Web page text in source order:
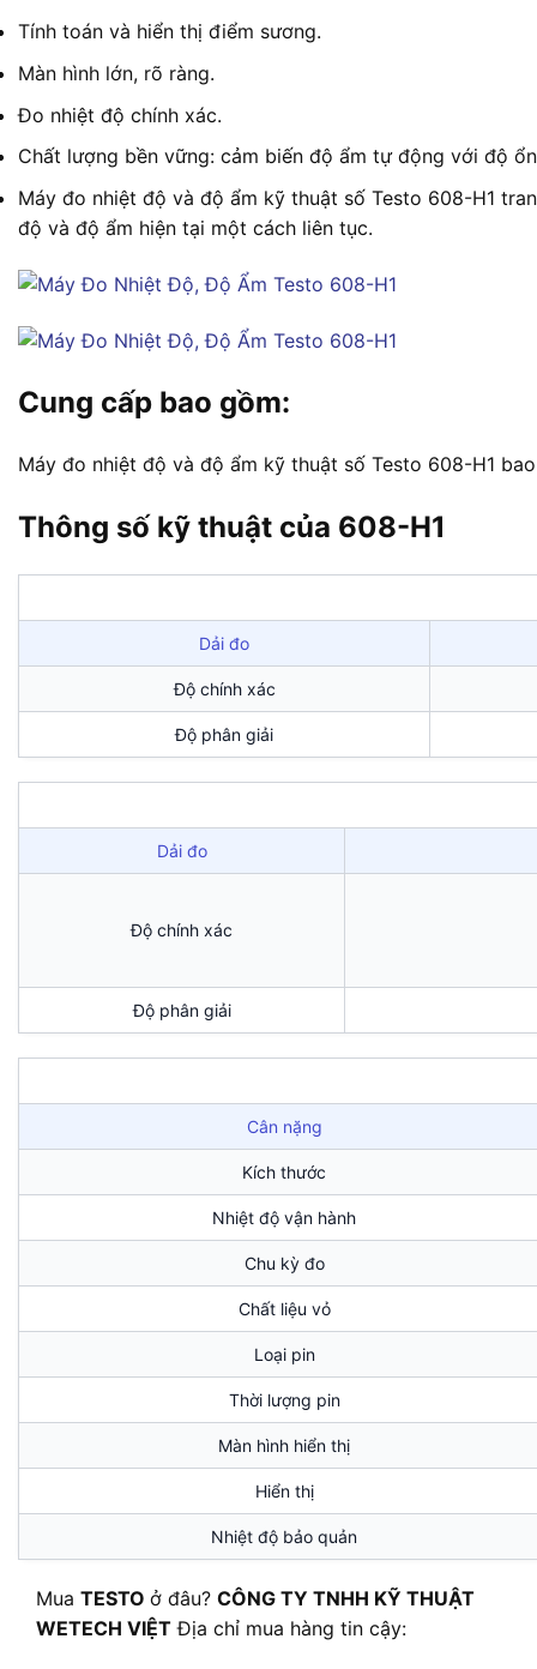
Tính toán và hiển thị điểm sương.
Màn hình lớn, rõ ràng.
Đo nhiệt độ chính xác.
Chất lượng bền vững: cảm biến độ ẩm tự động với độ
Máy đo nhiệt độ và độ ẩm kỹ thuật số Testo 608-H1
độ và độ ẩm hiện tại một cách liên tục.
Cung cấp bao gồm:
Máy đo nhiệt độ và độ ẩm kỹ thuật số Testo 608-H1
Thông số kỹ thuật của 608-H1
Dải đo
Độ chính xác
Độ phân giải
Dải đo
Độ chính xác
Độ phân giải
Cân nặng
Kích thước
Nhiệt độ vận hành
Chu kỳ đo
Chất liệu vỏ
Loại pin
Thời lượng pin
Màn hình hiển thị
Hiển thị
Nhiệt độ bảo quản
Mua TESTO ở đâu? CÔNG TY TNHH KỸ THUẬT
WETECH VIỆT Địa chỉ mua hàng tin cậy: